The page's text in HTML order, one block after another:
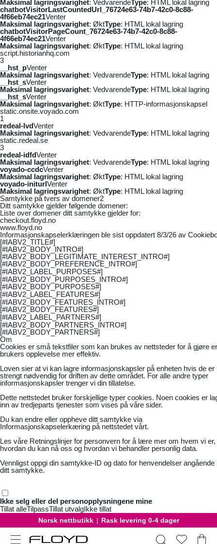
Maksimal lagringsvarighet: VedvarendeType: HTML lokal lagring
chatbotVisitorLastCountedUrl_76724e63-74b7-42c0-8c88-
4f66eb74ec21Venter
Maksimal lagringsvarighet: ØktType: HTML lokal lagring
chatbotVisitorPageCount_76724e63-74b7-42c0-8c88-
4f66eb74ec21Venter
Maksimal lagringsvarighet: ØktType: HTML lokal lagring
script.historianhq.com
3
__hst_pVenter
Maksimal lagringsvarighet: VedvarendeType: HTML lokal lagring
__hst_sVenter
Maksimal lagringsvarighet: VedvarendeType: HTML lokal lagring
__hst_sVenter
Maksimal lagringsvarighet: ØktType: HTTP-informasjonskapsel
static.onsite.voyado.com
1
redeal-lvdVenter
Maksimal lagringsvarighet: VedvarendeType: HTML lokal lagring
static.redeal.se
3
redeal-idfdVenter
Maksimal lagringsvarighet: VedvarendeType: HTML lokal lagring
voyado-ccdcVenter
Maksimal lagringsvarighet: ØktType: HTML lokal lagring
voyado-initurlVenter
Maksimal lagringsvarighet: ØktType: HTML lokal lagring
Samtykke på tvers av domener2
Ditt samtykke gjelder følgende domener:
Liste over domener ditt samtykke gjelder for:
checkout.floyd.no
www.floyd.no
Informasjonskapselerklæringen ble sist oppdatert 8/3/26 av
[#IABV2_TITLE#]
[#IABV2_BODY_INTRO#]
[#IABV2_BODY_LEGITIMATE_INTEREST_INTRO#]
[#IABV2_BODY_PREFERENCE_INTRO#]
[#IABV2_LABEL_PURPOSES#]
[#IABV2_BODY_PURPOSES_INTRO#]
[#IABV2_BODY_PURPOSES#]
[#IABV2_LABEL_FEATURES#]
[#IABV2_BODY_FEATURES_INTRO#]
[#IABV2_BODY_FEATURES#]
[#IABV2_LABEL_PARTNERS#]
[#IABV2_BODY_PARTNERS_INTRO#]
[#IABV2_BODY_PARTNERS#]
Om
Cookies er små tekstfiler som kan brukes av nettsteder for å gjøre
brukers opplevelse mer effektiv.
Loven sier at vi kan lagre informasjonskapsler på enheten hvis de er
strengt nødvendig for driften av dette området. For alle andre typer
informasjonskapsler trenger vi din tillatelse.
Dette nettstedet bruker forskjellige typer cookies. Noen cookies er
inn av tredjeparts tjenester som vises på våre sider.
Du kan endre eller oppheve ditt samtykke via
Informasjonskapselerkæring på nettstedet vårt.
Les våre Retningslinjer for personvern for å lære mer om hvem vi er,
hvordan du kan nå oss og hvordan vi behandler personlig data.
Vennligst oppgi din samtykke-ID og dato for henvendelser angående
ditt samtykke.
Ikke selg eller del personopplysningene mine
Tillat alleTilpassTillat utvalgIkke tillat
Norsk nettbutikk | Rask levering 0-4 dager